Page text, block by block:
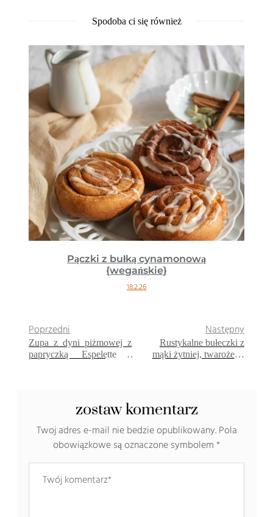
Spodoba ci się również
Pączki z bułką cynamonową
{wegańskie}
18.2.26
Poprzedni
Zupa z dyni piżmowej z
papryczką Espelette i
Następny
Rustykalne bułeczki z
mąki żytniej, twarożek i
zostaw komentarz
Twoj adres e-mail nie bedzie opublikowany. Pola
obowiązkowe są oznaczone symbolem*